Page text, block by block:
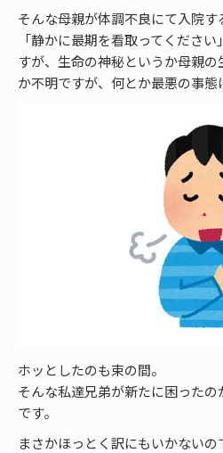
そんな母親が体調不良にて入院
「静かに最期を看取ってくださ
すが、生命の神秘というか母親
か不明ですが、何とか最悪の事態
ホッとしたのも束の間。
そんな私達兄弟が新たに困った
です。
まさかほっとく訳にもいかない